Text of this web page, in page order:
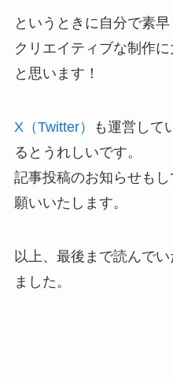
というときに自分で素
クリエイティブな制作
と思います！
X（Twitter）
も運営して
るとうれしいです。
記事投稿のお知らせも
願いいたします。
以上、最後まで読んで
ました。